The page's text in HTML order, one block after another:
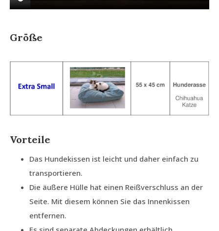
Größe
Vorteile
Das Hundekissen ist leicht und daher einfach zu
transportieren.
Die äußere Hülle hat einen Reißverschluss an der
Seite. Mit diesem können Sie das Innenkissen
entfernen.